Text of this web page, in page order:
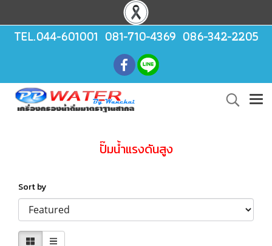
TEL.044-601001 081-710-4369 086-342-2205
ปั๊มน้ำแรงดันสูง
Sort by